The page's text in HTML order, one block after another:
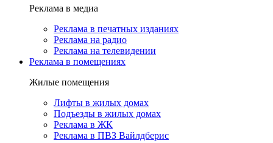
Реклама в медиа
Реклама в печатных изданиях
Реклама на радио
Реклама на телевидении
Реклама в помещениях
Жилые помещения
Лифты в жилых домах
Подъезды в жилых домах
Реклама в ЖК
Реклама в ПВЗ Вайлдберис